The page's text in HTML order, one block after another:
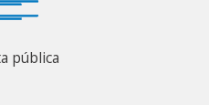
pública